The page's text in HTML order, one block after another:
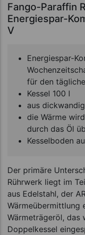
Fango-Paraffin
Energiespar-
V
Energiespar-
für den
Kessel 100 l
aus
die Wärme
durch das Öl
Kesselboden
Der primäre
Rührwerk liegt im
aus Edelstahl, der
Wärmeübermittlung
Wärmeträgeröl, das
Doppelkessel